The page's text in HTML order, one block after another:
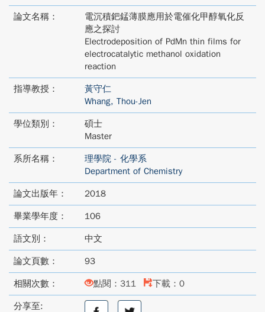
論文名稱：
電沉積鈀錳薄膜應用於電催化甲醇氧化反
應之探討
Electrodeposition of PdMn thin films for
electrocatalytic methanol oxidation
reaction
指導教授：
黃守仁
Whang, Thou-Jen
學位類別：
碩士
Master
系所名稱：
理學院 - 化學系
Department of Chemistry
論文出版年： 2018
畢業學年度： 106
語文別： 中文
論文頁數： 93
相關次數： 點閱：311 下載：0
分享至:
分
分